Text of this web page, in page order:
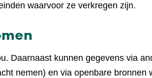
waarvoor ze verkregen zijn.
Daarnaast kunnen gegevens via
nemen) en via openbare bronnen